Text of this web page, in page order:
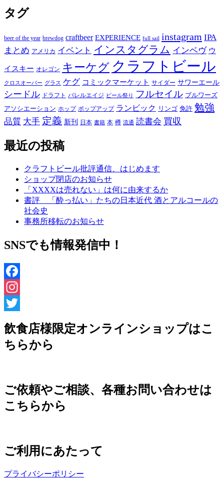
ゴ
リ
タグ
beer of the year brewdog craftbeer EXPERIENCE full sail instagram IPA
まとめ アメリカ イベント インスタグラム インベヴ ウ
イスキー オレゴン キーケグ クラフトビール
クロスオーバー グラス ケグ コミックマーケット サイダー サワーエール
シードル ドラフト バレルエイジ ビール祭り フルセイル ブルワーズ
アソシエーション ホップ ポップアップ ランビック リンゴ 免許 勉強
品質 大手 定義 新刊 日本 書籍 本 樽 流通 読書会 買収
最近の投稿
クラフトビール批評通信、はじめます
ショップ閉店のお知らせ
「XXXXは売れない」は何に由来するか
書評 「酔っ払い」たちの日本近代 酒とアルコールの
社会史
事務所移転のお知らせ
SNSでも情報発信中！
Facebook
Instagram
飲食店様限定オンラインショップはこ
ちらから
ご依頼やご相談、各種お問い合わせは
こちらから
ご利用にあたって
プライバシーポリシー